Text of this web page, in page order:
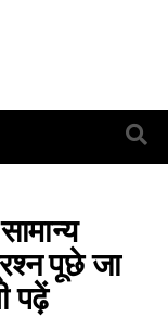
पूछे जा
पढ़ें